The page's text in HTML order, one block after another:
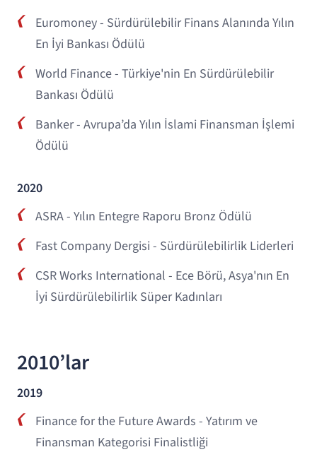
Euromoney - Sürdürülebilir Finans Alanında Yılın
En İyi Bankası Ödülü
World Finance - Türkiye'nin En Sürdürülebilir
Bankası Ödülü
Banker - Avrupa’da Yılın İslami Finansman İşlemi
Ödülü
2020
ASRA - Yılın Entegre Raporu Bronz Ödülü
Fast Company Dergisi - Sürdürülebilirlik Liderleri
CSR Works International - Ece Börü, Asya'nın En
İyi Sürdürülebilirlik Süper Kadınları
2010’lar
2019
Finance for the Future Awards - Yatırım ve
Finansman Kategorisi Finalistliği